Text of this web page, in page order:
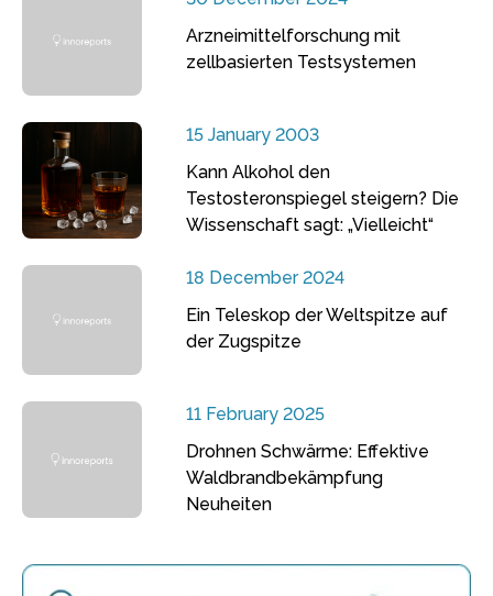
Arzneimittelforschung mit
zellbasierten Testsystemen
15 January 2003
Kann Alkohol den
Testosteronspiegel steigern? Die
Wissenschaft sagt: „Vielleicht“
18 December 2024
Ein Teleskop der Weltspitze auf
der Zugspitze
11 February 2025
Drohnen Schwärme: Effektive
Waldbrandbekämpfung
Neuheiten